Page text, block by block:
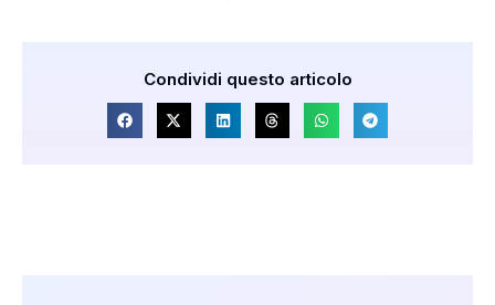
Condividi questo articolo